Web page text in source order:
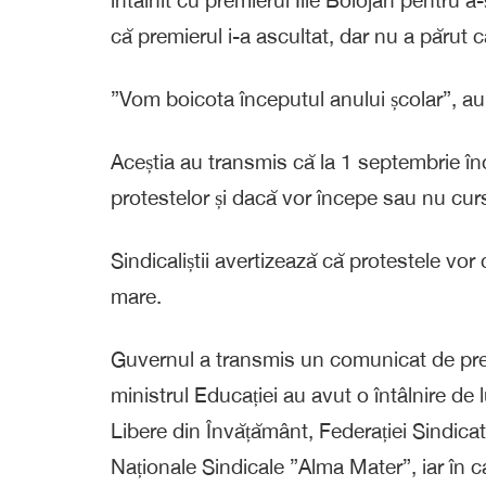
că premierul i-a ascultat, dar nu a părut
”Vom boicota începutul anului școlar”,
Aceștia au transmis că la 1 septembrie
protestelor și dacă vor începe sau nu
Sindicaliștii avertizează că protestele
mare.
Guvernul a transmis un comunicat de
ministrul Educației au avut o întâlnire de
Libere din Învățământ, Federației
Naționale Sindicale ”Alma Mater”, iar în